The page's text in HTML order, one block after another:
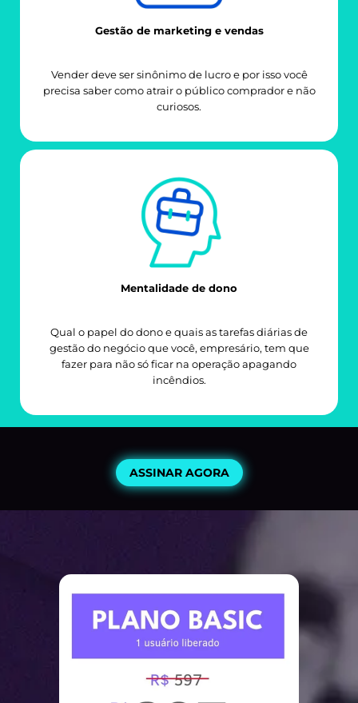
Gestão de marketing e vendas
Vender deve ser sinônimo de lucro e por isso você
precisa saber como atrair o público comprador e não
curiosos.
Mentalidade de dono
Qual o papel do dono e quais as tarefas diárias de
gestão do negócio que você, empresário, tem que
fazer para não só ficar na operação apagando
incêndios.
ASSINAR AGORA